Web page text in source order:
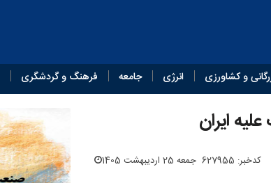
و کشاورزی انرژی جامعه فرهنگ و گردشگری
ایران
کدخبر: 627955 جمعه 25 اردیبهشت 1405